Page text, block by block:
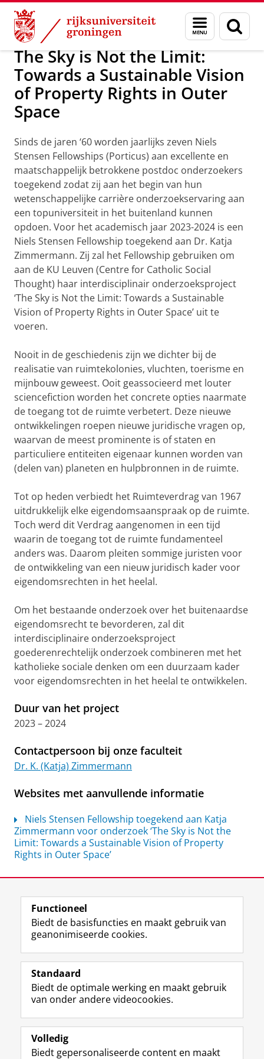
Skip
Content
Skip
Navigation
Menu
en
zoeken
Over ons Persoonsgebonden beurzen
The Sky is Not the Limit:
Towards a Sustainable Vision
of Property Rights in Outer
Space
Sinds de jaren ‘60 worden jaarlijks zeven Niels
Stensen Fellowships (Porticus) aan excellente en
maatschappelijk betrokkene postdoc onderzoekers
toegekend zodat zij aan het begin van hun
wetenschappelijke carrière onderzoekservaring aan
een topuniversiteit in het buitenland kunnen
opdoen. Voor het academisch jaar 2023-2024 is een
Niels Stensen Fellowship toegekend aan Dr. Katja
Zimmermann. Zij zal het Fellowship gebruiken om
aan de KU Leuven (Centre for Catholic Social
Thought) haar interdisciplinair onderzoeksproject
‘The Sky is Not the Limit: Towards a Sustainable
Vision of Property Rights in Outer Space’ uit te
voeren.
Nooit in de geschiedenis zijn we dichter bij de
realisatie van ruimtekolonies, vluchten, toerisme en
mijnbouw geweest. Ooit geassocieerd met louter
sciencefiction worden het concrete opties naarmate
de toegang tot de ruimte verbetert. Deze nieuwe
ontwikkelingen roepen nieuwe juridische vragen op,
waarvan de meest prominente is of staten en
particuliere entiteiten eigenaar kunnen worden van
(delen van) planeten en hulpbronnen in de ruimte.
Tot op heden verbiedt het Ruimteverdrag van 1967
uitdrukkelijk elke eigendomsaanspraak op de ruimte.
Toch werd dit Verdrag aangenomen in een tijd
waarin de toegang tot de ruimte fundamenteel
anders was. Daarom pleiten sommige juristen voor
de ontwikkeling van een nieuw juridisch kader voor
eigendomsrechten in het heelal.
Om het bestaande onderzoek over het buitenaardse
eigendomsrecht te bevorderen, zal dit
interdisciplinaire onderzoeksproject
goederenrechtelijk onderzoek combineren met het
katholieke sociale denken om een ​​duurzaam kader
voor eigendomsrechten in het heelal te ontwikkelen.
Duur van het project
2023 – 2024
Contactpersoon bij onze faculteit
Dr. K. (Katja) Zimmermann
Websites met aanvullende informatie
Niels Stensen Fellowship toegekend aan Katja
Zimmermann voor onderzoek ‘The Sky is Not the
Limit: Towards a Sustainable Vision of Property
Rights in Outer Space’
View this page in:English
Volg de RUG
F
a
e
b
o
p
L
i
k
e
I
-
R
S
-
f
e
R
I
n
t
r
m
Y
o
T
e
k
Studiekiezers
Alumni
Functioneel
Biedt de basisfuncties en maakt gebruik van
geanonimiseerde cookies.
Standaard
Biedt de optimale werking en maakt gebruik
van onder andere videocookies.
Volledig
Biedt gepersonaliseerde content en maakt